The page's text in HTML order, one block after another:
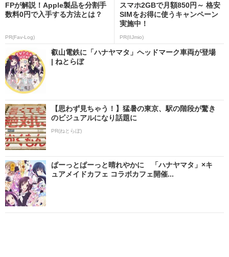
FPが解説！Apple製品を分割手
数料0円で入手する方法とは？
PR(Fav-Log)
スマホ2GBで月額850円～ 格安
SIMをお得に使うキャンペーン
実施中！
PR(IIJmio)
叡山電鉄に「ハナヤマタ」ヘッドマーク車両が登場
| ねとらぼ
【思わず見ちゃう！】猛暑の東京、駅の階段が驚き
のビジュアルになり話題に
PR(ねとらぼ)
ぱーっとぱーっと晴れやかに 「ハナヤマタ」×キ
ュアメイドカフェ コラボカフェ開催...